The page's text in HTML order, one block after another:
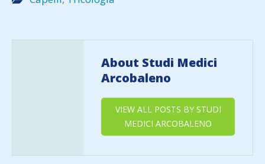
About Studi Medici
Arcobaleno
VIEW ALL POSTS BY STUDI
MEDICI ARCOBALENO